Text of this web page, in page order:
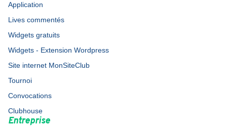
Application
Lives commentés
Widgets gratuits
Widgets - Extension Wordpress
Site internet MonSiteClub
Tournoi
Convocations
Clubhouse
Entreprise